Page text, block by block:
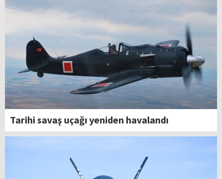
Tarihi savaş uçağı yeniden havalandı